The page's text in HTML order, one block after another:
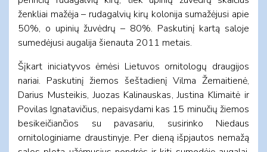
ženkliai mažėja – rudagalvių kirų kolonija sumažėjusi apie
50%, o upinių žuvėdrų – 80%. Paskutinį kartą saloje
sumedėjusi augalija šienauta 2011 metais.
Šįkart iniciatyvos ėmėsi Lietuvos ornitologų draugijos
nariai. Paskutinį žiemos šeštadienį Vilma Žemaitienė,
Darius Musteikis, Juozas Kalinauskas, Justina Klimaitė ir
Povilas Ignatavičius, nepaisydami kas 15 minučių žiemos
besikeičiančios su pavasariu, susirinko Niedaus
ornitologiniame draustinyje. Per dieną išpjautos nemažą